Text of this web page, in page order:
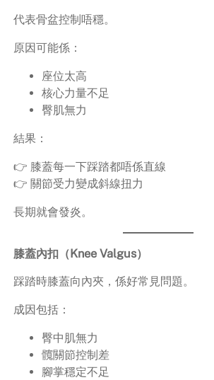
代表骨盆控制唔穩。
原因可能係：
座位太高
核心力量不足
臀肌無力
結果：
👉 膝蓋每一下踩踏都唔係直線
👉 關節受力變成斜線扭力
長期就會發炎。
膝蓋內扣（Knee Valgus）
踩踏時膝蓋向內夾，係好常見問題。
成因包括：
臀中肌無力
髖關節控制差
腳掌穩定不足